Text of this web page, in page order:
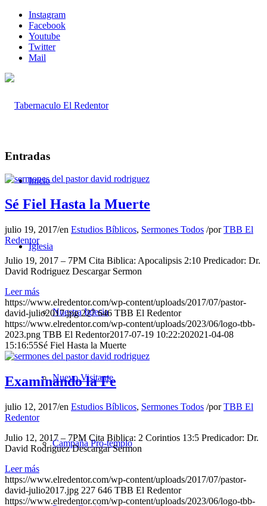
Instagram
Facebook
Youtube
Twitter
Mail
Inicio
Iglesia
Nuestra Iglesia
Nuevo Visitante
Campaña Pro-templo
Entradas
Sé Fiel Hasta la Muerte
julio 19, 2017/en Estudios Bíblicos, Sermones Todos /porTBB El
Redentor
Julio 19, 2017 – 7PM Cita Biblica: Apocalipsis 2:10 Predicador: Dr.
David Rodriguez Descargar Sermon
Leer más
https://www.elredentor.com/wp-content/uploads/2017/07/pastor-
david-julio2017.jpg 227 646 TBB El Redentor
https://www.elredentor.com/wp-content/uploads/2023/06/logo-tbb-
2023.png TBB El Redentor2017-07-19 10:22:202021-04-08
15:16:55Sé Fiel Hasta la Muerte
Examinando la Fe
julio 12, 2017/en Estudios Bíblicos, Sermones Todos /porTBB El
Redentor
Julio 12, 2017 – 7PM Cita Biblica: 2 Corintios 13:5 Predicador: Dr.
David Rodriguez Descargar Sermon
Leer más
https://www.elredentor.com/wp-content/uploads/2017/07/pastor-
david-julio2017.jpg 227 646 TBB El Redentor
https://www.elredentor.com/wp-content/uploads/2023/06/logo-tbb-